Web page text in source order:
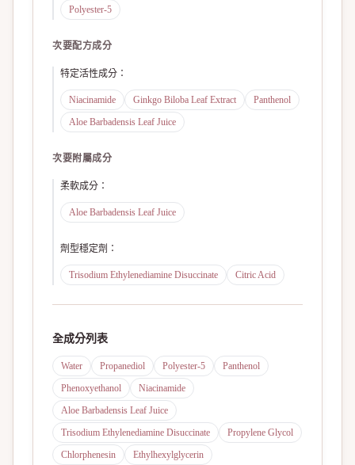
Polyester-5
次要配方成分
特定活性成分 ：
Niacinamide Ginkgo Biloba Leaf Extract
Panthenol
Aloe Barbadensis Leaf Juice
次要附屬成分
柔軟成分 ：
Aloe Barbadensis Leaf Juice
劑型穩定劑 ：
Trisodium Ethylenediamine Disuccinate Citric Acid
全成分列表
Water Propanediol Polyester-5
Panthenol
Phenoxyethanol
Niacinamide
Aloe Barbadensis Leaf Juice
Trisodium Ethylenediamine Disuccinate
Propylene Glycol
Chlorphenesin
Ethylhexylglycerin